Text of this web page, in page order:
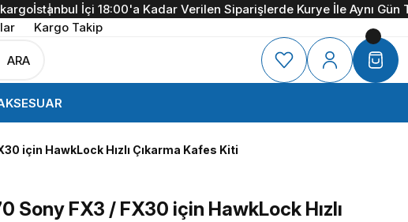
İstanbul İçi 18:00'a Kadar Verilen Siparişlerde Kurye İle Aynı Gün
Kargo Takip
ARA
için HawkLock Hızlı Çıkarma Kafes Kiti
Sony FX3 / FX30 için HawkLock Hızlı